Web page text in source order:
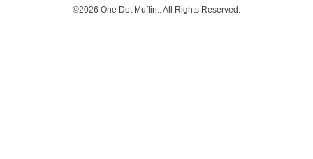
©2026 One Dot Muffin. . All Rights Reserved.